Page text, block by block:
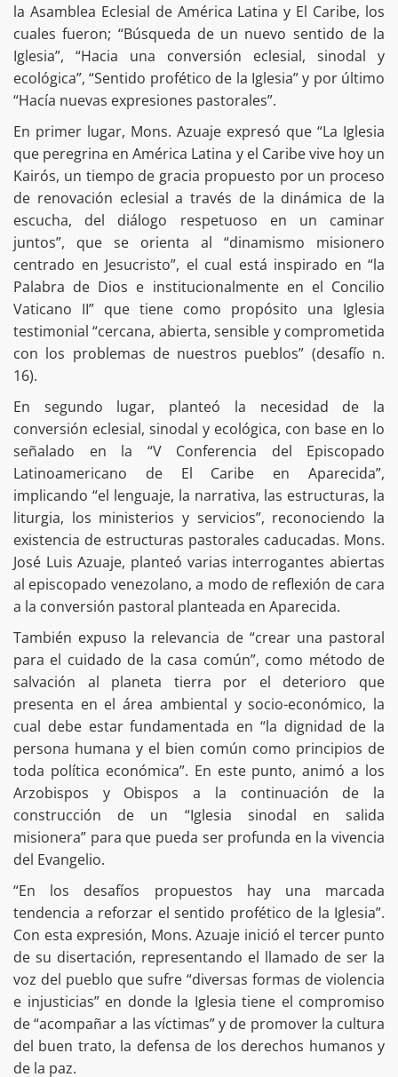
la Asamblea Eclesial de América Latina y El Caribe, los
cuales fueron; “Búsqueda de un nuevo sentido de la
Iglesia”, “Hacia una conversión eclesial, sinodal y
ecológica”, “Sentido profético de la Iglesia” y por último
“Hacía nuevas expresiones pastorales”.
En primer lugar, Mons. Azuaje expresó que “La Iglesia
que peregrina en América Latina y el Caribe vive hoy un
Kairós, un tiempo de gracia propuesto por un proceso
de renovación eclesial a través de la dinámica de la
escucha, del diálogo respetuoso en un caminar
juntos”, que se orienta al “dinamismo misionero
centrado en Jesucristo”, el cual está inspirado en “la
Palabra de Dios e institucionalmente en el Concilio
Vaticano II” que tiene como propósito una Iglesia
testimonial “cercana, abierta, sensible y comprometida
con los problemas de nuestros pueblos” (desafío n.
16).
En segundo lugar, planteó la necesidad de la
conversión eclesial, sinodal y ecológica, con base en lo
señalado en la “V Conferencia del Episcopado
Latinoamericano de El Caribe en Aparecida”,
implicando “el lenguaje, la narrativa, las estructuras, la
liturgia, los ministerios y servicios”, reconociendo la
existencia de estructuras pastorales caducadas. Mons.
José Luis Azuaje, planteó varias interrogantes abiertas
al episcopado venezolano, a modo de reflexión de cara
a la conversión pastoral planteada en Aparecida.
También expuso la relevancia de “crear una pastoral
para el cuidado de la casa común”, como método de
salvación al planeta tierra por el deterioro que
presenta en el área ambiental y socio-económico, la
cual debe estar fundamentada en “la dignidad de la
persona humana y el bien común como principios de
toda política económica”. En este punto, animó a los
Arzobispos y Obispos a la continuación de la
construcción de un “Iglesia sinodal en salida
misionera” para que pueda ser profunda en la vivencia
del Evangelio.
“En los desafíos propuestos hay una marcada
tendencia a reforzar el sentido profético de la Iglesia”.
Con esta expresión, Mons. Azuaje inició el tercer punto
de su disertación, representando el llamado de ser la
voz del pueblo que sufre “diversas formas de violencia
e injusticias” en donde la Iglesia tiene el compromiso
de “acompañar a las víctimas” y de promover la cultura
del buen trato, la defensa de los derechos humanos y
de la paz.